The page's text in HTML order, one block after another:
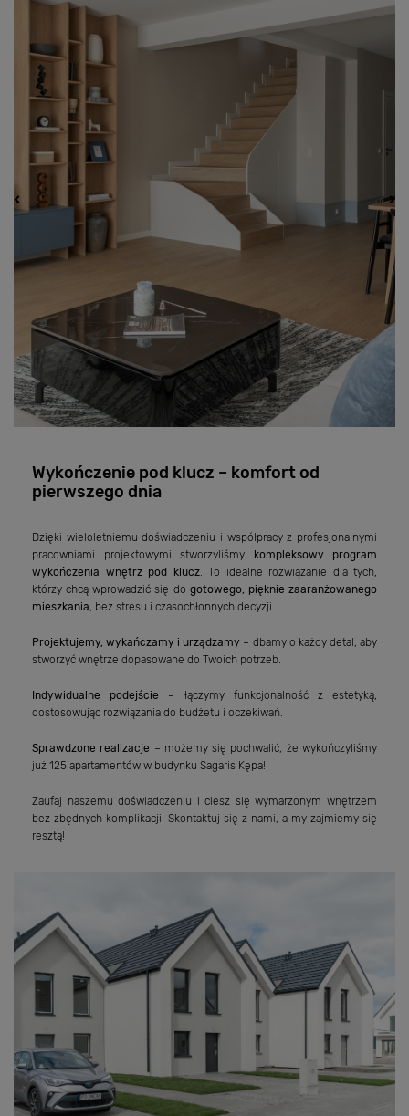
Wykończenie pod klucz – komfort od
pierwszego dnia
Dzięki wieloletniemu doświadczeniu i współpracy z profesjonalnymi
pracowniami projektowymi stworzyliśmy
kompleksowy program
wykończenia wnętrz pod klucz. To idealne rozwiązanie dla tych,
którzy chcą wprowadzić się do gotowego, pięknie zaaranżowanego
mieszkania , bez stresu i czasochłonnych decyzji.
Projektujemy, wykańczamy i urządzamy – dbamy o każdy detal, aby
stworzyć wnętrze dopasowane do Twoich potrzeb.
Indywidualne podejście – łączymy funkcjonalność z estetyką,
dostosowując rozwiązania do budżetu i oczekiwań.
Sprawdzone realizacje – możemy się pochwalić, że wykończyliśmy
już 125 apartamentów w budynku Sagaris Kępa!
Zaufaj naszemu doświadczeniu i ciesz się wymarzonym wnętrzem
bez zbędnych komplikacji. Skontaktuj się z nami, a my zajmiemy się
resztą!